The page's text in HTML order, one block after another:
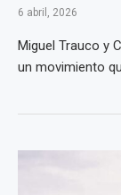
6 abril, 2026
Miguel Trauco y
un movimiento